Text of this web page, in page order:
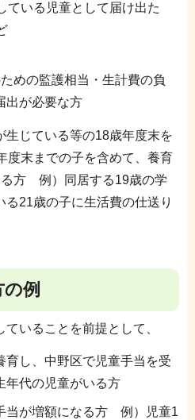
ている児童として届け出た
めの監護相当・生計費の負
出が必要な方
生じている等の18歳年度末を
度末までの子を含めて、養育
方 例）同居する19歳の学
る21歳の子に生活費の仕送り
例
いることを前提として、
育し、中野区で児童手当を受
年代の児童がいる方
当が増額になる方 例）児童1